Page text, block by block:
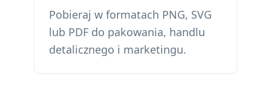
Pobieraj w formatach PNG, SVG
lub PDF do pakowania, handlu
detalicznego i marketingu.